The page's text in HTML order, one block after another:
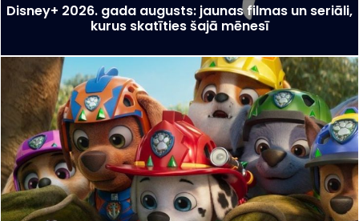
Disney+ 2026. gada augusts: jaunas filmas un seriāli,
kurus skatīties šajā mēnesī